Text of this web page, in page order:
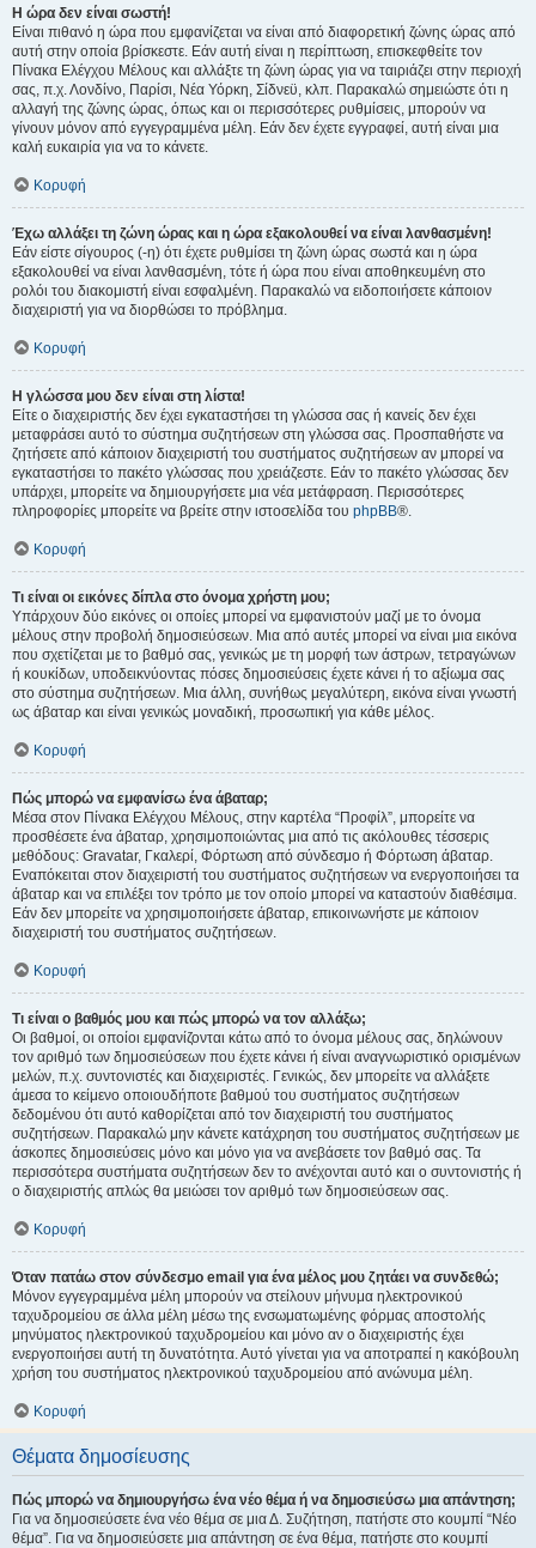
Η ώρα δεν είναι σωστή!
Είναι πιθανό η ώρα που εμφανίζεται να είναι από διαφορετική ζώνης ώρας από
αυτή στην οποία βρίσκεστε. Εάν αυτή είναι η περίπτωση, επισκεφθείτε τον
Πίνακα Ελέγχου Μέλους και αλλάξτε τη ζώνη ώρας για να ταιριάζει στην περιοχή
σας, π.χ. Λονδίνο, Παρίσι, Νέα Υόρκη, Σίδνεϋ, κλπ. Παρακαλώ σημειώστε ότι η
αλλαγή της ζώνης ώρας, όπως και οι περισσότερες ρυθμίσεις, μπορούν να
γίνουν μόνον από εγγεγραμμένα μέλη. Εάν δεν έχετε εγγραφεί, αυτή είναι μια
καλή ευκαιρία για να το κάνετε.
Κορυφή
Έχω αλλάξει τη ζώνη ώρας και η ώρα εξακολουθεί να είναι λανθασμένη!
Εάν είστε σίγουρος (-η) ότι έχετε ρυθμίσει τη ζώνη ώρας σωστά και η ώρα
εξακολουθεί να είναι λανθασμένη, τότε ή ώρα που είναι αποθηκευμένη στο
ρολόι του διακομιστή είναι εσφαλμένη. Παρακαλώ να ειδοποιήσετε κάποιον
διαχειριστή για να διορθώσει το πρόβλημα.
Κορυφή
Η γλώσσα μου δεν είναι στη λίστα!
Είτε ο διαχειριστής δεν έχει εγκαταστήσει τη γλώσσα σας ή κανείς δεν έχει
μεταφράσει αυτό το σύστημα συζητήσεων στη γλώσσα σας. Προσπαθήστε να
ζητήσετε από κάποιον διαχειριστή του συστήματος συζητήσεων αν μπορεί να
εγκαταστήσει το πακέτο γλώσσας που χρειάζεστε. Εάν το πακέτο γλώσσας δεν
υπάρχει, μπορείτε να δημιουργήσετε μια νέα μετάφραση. Περισσότερες
πληροφορίες μπορείτε να βρείτε στην ιστοσελίδα του phpBB®.
Κορυφή
Τι είναι οι εικόνες δίπλα στο όνομα χρήστη μου;
Υπάρχουν δύο εικόνες οι οποίες μπορεί να εμφανιστούν μαζί με το όνομα
μέλους στην προβολή δημοσιεύσεων. Μια από αυτές μπορεί να είναι μια εικόνα
που σχετίζεται με το βαθμό σας, γενικώς με τη μορφή των άστρων, τετραγώνων
ή κουκίδων, υποδεικνύοντας πόσες δημοσιεύσεις έχετε κάνει ή το αξίωμα σας
στο σύστημα συζητήσεων. Μια άλλη, συνήθως μεγαλύτερη, εικόνα είναι γνωστή
ως άβαταρ και είναι γενικώς μοναδική, προσωπική για κάθε μέλος.
Κορυφή
Πώς μπορώ να εμφανίσω ένα άβαταρ;
Μέσα στον Πίνακα Ελέγχου Μέλους, στην καρτέλα “Προφίλ”, μπορείτε να
προσθέσετε ένα άβαταρ, χρησιμοποιώντας μια από τις ακόλουθες τέσσερις
μεθόδους: Gravatar, Γκαλερί, Φόρτωση από σύνδεσμο ή Φόρτωση άβαταρ.
Εναπόκειται στον διαχειριστή του συστήματος συζητήσεων να ενεργοποιήσει τα
άβαταρ και να επιλέξει τον τρόπο με τον οποίο μπορεί να καταστούν διαθέσιμα.
Εάν δεν μπορείτε να χρησιμοποιήσετε άβαταρ, επικοινωνήστε με κάποιον
διαχειριστή του συστήματος συζητήσεων.
Κορυφή
Τι είναι ο βαθμός μου και πώς μπορώ να τον αλλάξω;
Οι βαθμοί, οι οποίοι εμφανίζονται κάτω από το όνομα μέλους σας, δηλώνουν
τον αριθμό των δημοσιεύσεων που έχετε κάνει ή είναι αναγνωριστικό ορισμένων
μελών, π.χ. συντονιστές και διαχειριστές. Γενικώς, δεν μπορείτε να αλλάξετε
άμεσα το κείμενο οποιουδήποτε βαθμού του συστήματος συζητήσεων
δεδομένου ότι αυτό καθορίζεται από τον διαχειριστή του συστήματος
συζητήσεων. Παρακαλώ μην κάνετε κατάχρηση του συστήματος συζητήσεων με
άσκοπες δημοσιεύσεις μόνο και μόνο για να ανεβάσετε τον βαθμό σας. Τα
περισσότερα συστήματα συζητήσεων δεν το ανέχονται αυτό και ο συντονιστής ή
ο διαχειριστής απλώς θα μειώσει τον αριθμό των δημοσιεύσεων σας.
Κορυφή
Όταν πατάω στον σύνδεσμο email για ένα μέλος μου ζητάει να συνδεθώ;
Μόνον εγγεγραμμένα μέλη μπορούν να στείλουν μήνυμα ηλεκτρονικού
ταχυδρομείου σε άλλα μέλη μέσω της ενσωματωμένης φόρμας αποστολής
μηνύματος ηλεκτρονικού ταχυδρομείου και μόνο αν ο διαχειριστής έχει
ενεργοποιήσει αυτή τη δυνατότητα. Αυτό γίνεται για να αποτραπεί η κακόβουλη
χρήση του συστήματος ηλεκτρονικού ταχυδρομείου από ανώνυμα μέλη.
Κορυφή
Θέματα δημοσίευσης
Πώς μπορώ να δημιουργήσω ένα νέο θέμα ή να δημοσιεύσω μια απάντηση;
Για να δημοσιεύσετε ένα νέο θέμα σε μια Δ. Συζήτηση, πατήστε στο κουμπί “Νέο
θέμα”. Για να δημοσιεύσετε μια απάντηση σε ένα θέμα, πατήστε στο κουμπί